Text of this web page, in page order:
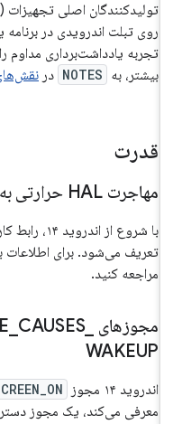
روی تبلت اندرویدی در برنامه
تجربه یادداشت‌برداری مداوم را
بیشتر، به NOTES درنقش‌های
قدرت
مهاجرت HAL حرارتی به AIDL
با شروع از اندروید ۱۴، رابط کاربری Thermal HAL با استفاده از
تعریف می‌شود. برای اطلاعات
مراجعه کنید.
مجوزهای Power _CAUSES _
WAKEUP
اندروید ۱۴ مجوز
معرفی می‌کند، یک مجوز